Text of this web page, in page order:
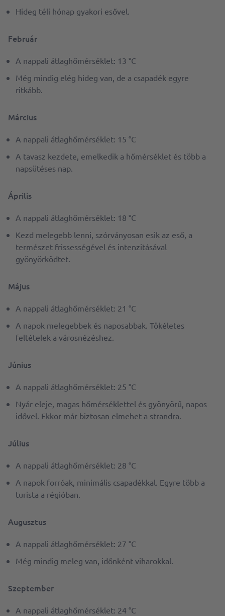
Hideg téli hónap gyakori esővel.
Február
A nappali átlaghőmérséklet: 13 °C
Még mindig elég hideg van, de a csapadék egyre
ritkább.
Március
A nappali átlaghőmérséklet: 15 °C
A tavasz kezdete, emelkedik a hőmérséklet és több a
napsütéses nap.
Április
A nappali átlaghőmérséklet: 18 °C
Kezd melegebb lenni, szórványosan esik az eső, a
természet frissességével és intenzitásával
gyönyörködtet.
Május
A nappali átlaghőmérséklet: 21 °C
A napok melegebbek és naposabbak. Tökéletes
feltételek a városnézéshez.
Június
A nappali átlaghőmérséklet: 25 °C
Nyár eleje, magas hőmérséklettel és gyönyörű, napos
idővel. Ekkor már biztosan elmehet a strandra.
Július
A nappali átlaghőmérséklet: 28 °C
A napok forróak, minimális csapadékkal. Egyre több a
turista a régióban.
Augusztus
A nappali átlaghőmérséklet: 27 °C
Még mindig meleg van, időnként viharokkal.
Szeptember
A nappali átlaghőmérséklet: 24 °C